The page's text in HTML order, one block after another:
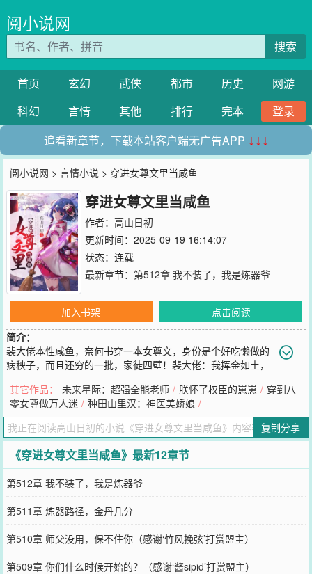
阅小说网
搜索
首页 玄幻 武侠 都市 历史
网游
科幻
言情 其他 排行 完本
登录
追看新章节，下载本站客户端无广告APP ↓↓↓
阅小说网 >言情小说 > 穿进女尊文里当咸鱼
穿进女尊文里当咸鱼
作者： 高山日初
更新时间：2025-09-19 16:14:07
状态：连载
最新章节： 第512章 我不装了，我是炼器爷
加入书架
点击阅读
简介：
裴大佬本性咸鱼，奈何书穿一本女尊文，身份是个好吃懒做的
病秧子，而且还穷的一批，家徒四壁！裴大佬：我挥金如土，
着看裴家吃不上饭饿肚子。结果，这裴家怎么过得越来越红火？大
哥：我，一国首富！二哥：我，才华横溢，名震天下！三哥：老子就
不行了，比较没用，区区一城之主，统帅百万雄兵！四哥：别问，问
就是眼泪，小妹又拿鞭子抽我了，让我去赚钱给她潇洒……
您要是觉得《穿进女尊文里当咸鱼》还不错的话请不要忘记向您QQ群
和微博微信里的朋友推荐哦！
其它作品： 未来星际：超强全能老师 / 朕怀了权臣的崽崽 / 穿到八
零女尊做万人迷 / 种田山里汉：神医美娇娘 /
复制分享
《穿进女尊文里当咸鱼》最新12章节
第512章 我不装了，我是炼器爷
第511章 炼器路径，金丹几分
第510章 师父没用，保不住你（感谢‘竹风挽弦’打赏盟主）
第509章 你们什么时候开始的？（感谢‘酱sipid’打赏盟主）